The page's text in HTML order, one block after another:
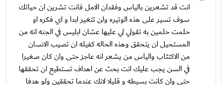
انت قد تشعرين بالياس وفقدان الامل فانت تشرين ان حياتك
سوف تسير على هذه الوتيره ولن تتغير ابدا و اي فكره او
حلمت حلمين به تقولي لي عليها عشان ابليس في الجنه انه من
المستحيل ان يتحقق وهذه الحاله كفيله ان تصيب الانسان
من الاكتئاب والياس من يشعر انه عاجز حتى وان كان صغيرا
في السن يجب عليك انت بحث عن اهداف تستطيع ان تحققها
حتى وان كانت بسيطه و قليلا لانك عندما تحققين ولو هدفا